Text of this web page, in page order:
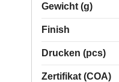
Gewicht (g)
Finish
Drucken (pcs)
Zertifikat (COA)